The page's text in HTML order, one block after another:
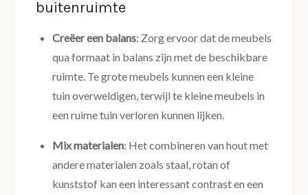
buitenruimte
Creëer een balans: Zorg ervoor dat de meubels
qua formaat in balans zijn met de beschikbare
ruimte. Te grote meubels kunnen een kleine
tuin overweldigen, terwijl te kleine meubels in
een ruime tuin verloren kunnen lijken.
Mix materialen: Het combineren van hout met
andere materialen zoals staal, rotan of
kunststof kan een interessant contrast en een